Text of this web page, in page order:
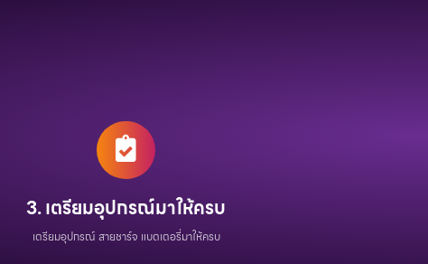
3. เตรียมอุปกรณ์มาให้ครบ
เตรียมอุปกรณ์ สายชาร์จ แบตเตอรี่มาให้ครบ